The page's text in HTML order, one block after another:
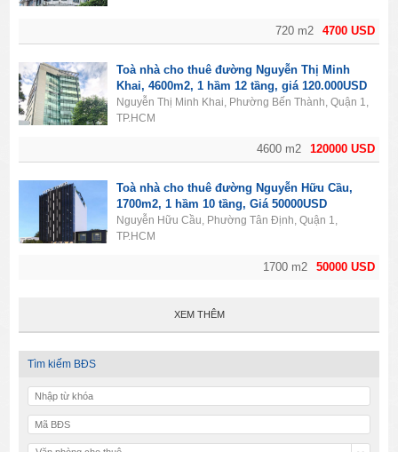
4700 USD
720 m2
120000 USD
4600 m2
Toà nhà cho thuê đường Nguyễn Thị Minh
Khai, 4600m2, 1 hầm 12 tầng, giá 120.000USD
Nguyễn Thị Minh Khai, Phường Bến Thành, Quận 1,
TP.HCM
50000 USD
1700 m2
Toà nhà cho thuê đường Nguyễn Hữu Cầu,
1700m2, 1 hầm 10 tầng, Giá 50000USD
Nguyễn Hữu Cầu, Phường Tân Định, Quận 1,
TP.HCM
XEM THÊM
Tìm kiếm BĐS